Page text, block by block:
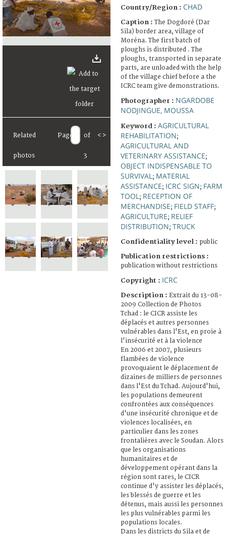
Related
photos
Page of
3
< >
Country/Region : CHAD
Caption :The Dogdoré (Dar
Sila) border area, village of
Moréna. The first batch of
ploughs is distributed . The
ploughs, transported in separate
parts, are unloaded with the help
of the village chief before a the
ICRC team give demonstrations.
Photographer : NGARDOBE
NODJINGUE, MOUSSA
Keyword : AGRICULTURAL
REHABILITATION;
AGRICULTURAL AND
VETERINARY ASSISTANCE;
OBJECT INDISPENSABLE TO
SURVIVAL ; MATERIAL
ASSISTANCE; ICRC SIGN; FARM
TOOL ; RECEPTION OF
MERCHANDISE; FIELD STAFF;
AGRICULTURE; RELIEF
DISTRIBUTION; TRUCK
Confidentiality level : public
Publication restrictions :
publication without restrictions
Copyright : ICRC
Description : Extrait du 13-08-
2009 Collection de Photos
Tchad : le CICR assiste les
déplacés et autres personnes
vulnérables dans l'Est, en proie à
l'insécurité et à la violence
En 2006 et 2007, plusieurs
flambées de violence
provoquaient le déplacement de
dizaines de milliers de personnes
dans l'Est du Tchad. Aujourd'hui,
les populations demeurent
confrontées aux conséquences
d'une insécurité chronique et de
violences localisées, en
particulier dans les zones
frontalières avec le Soudan. Alors
que les organisations
humanitaires et de
développement opérant dans la
région sont rares, le CICR
continue d'y assister les déplacés,
les blessés de guerre et les
détenus, mais aussi les personnes
les plus vulnérables parmi les
populations locales.
Dans les districts du Sila et de